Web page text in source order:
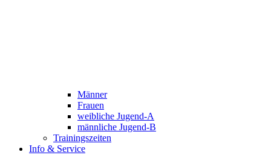
Männer
Frauen
weibliche Jugend-A
männliche Jugend-B
Trainingszeiten
Info & Service